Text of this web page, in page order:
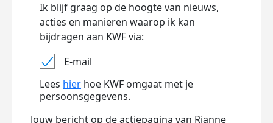
Ik blijf graag op de hoogte van nieuws,
acties en manieren waarop ik kan
bijdragen aan KWF via:
E-mail
Lees hier hoe KWF omgaat met je
persoonsgegevens.
Jouw bericht op de actiepagina van Rianne